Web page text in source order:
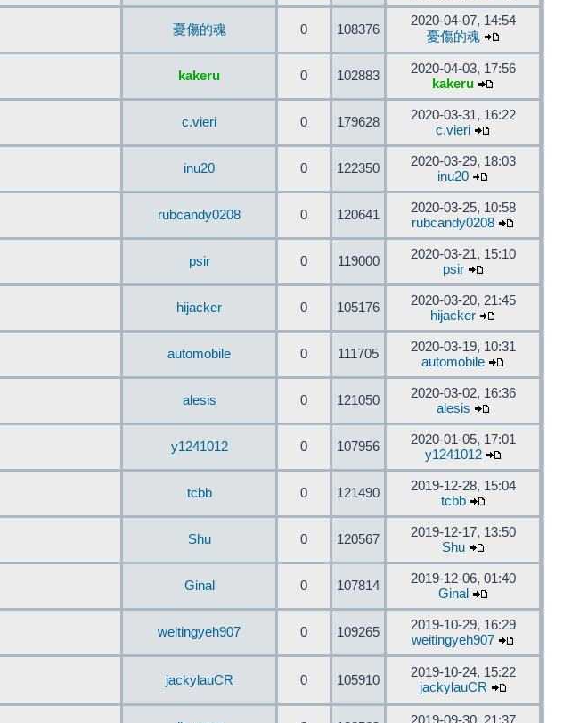
憂傷的魂 0 108376
2020-04-07, 14:54
憂傷的魂
kakeru 0 102883
2020-04-03, 17:56
kakeru
c.vieri 0 179628
2020-03-31, 16:22
c.vieri
inu20 0 122350
2020-03-29, 18:03
inu20
rubcandy0208 0 120641
2020-03-25, 10:58
rubcandy0208
psir 0 119000
2020-03-21, 15:10
psir
hijacker 0 105176
2020-03-20, 21:45
hijacker
automobile 0 111705
2020-03-19, 10:31
automobile
alesis 0 121050
2020-03-02, 16:36
alesis
y1241012 0 107956
2020-01-05, 17:01
y1241012
tcbb 0 121490
2019-12-28, 15:04
tcbb
Shu 0 120567
2019-12-17, 13:50
Shu
Ginal 0 107814
2019-12-06, 01:40
Ginal
weitingyeh907 0 109265
2019-10-29, 16:29
weitingyeh907
jackylauCR 0 105910
2019-10-24, 15:22
jackylauCR